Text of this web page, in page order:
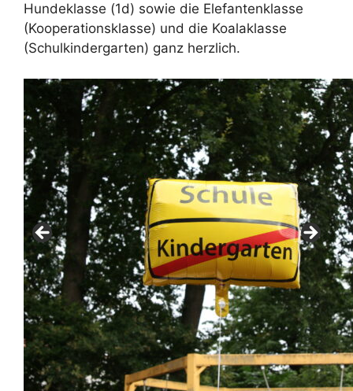
Hundeklasse (1d) sowie die Elefantenklasse
(Kooperationsklasse) und die Koalaklasse
(Schulkindergarten) ganz herzlich.